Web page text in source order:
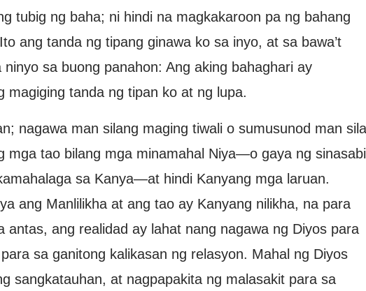
tubig ng baha; ni hindi na magkakaroon pa ng bahang
ang tanda ng tipang ginawa ko sa inyo, at sa bawa’t
sa buong panahon: Ang aking bahaghari ay
magiging tanda ng tipan ko at ng lupa.
nagawa man silang maging tiwali o sumusunod man sila
mga tao bilang mga minamahal Niya—o gaya ng sinasabi
sa Kanya—at hindi Kanyang mga laruan.
ang Manlilikha at ang tao ay Kanyang nilikha, na para
antas, ang realidad ay lahat nang nagawa ng Diyos para
sa ganitong kalikasan ng relasyon. Mahal ng Diyos
sangkatauhan, at nagpapakita ng malasakit para sa